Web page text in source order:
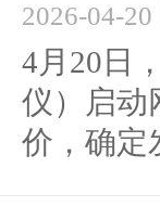
2026-04-20
4月20日
仪）启动
价，确定